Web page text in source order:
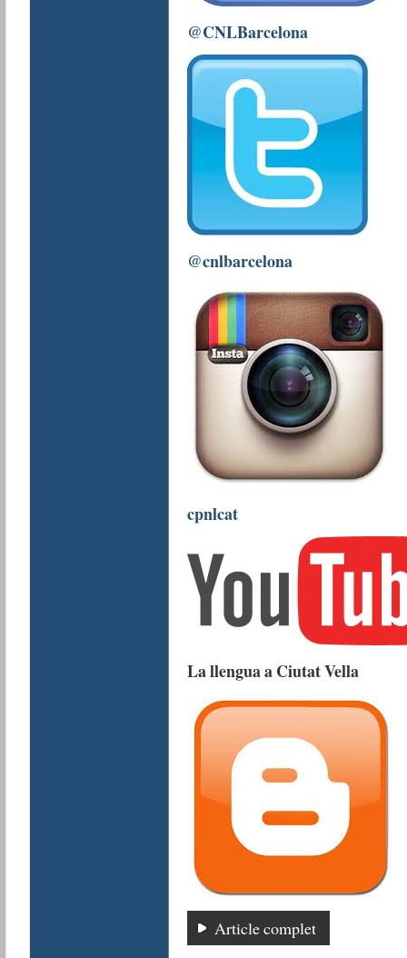
@CNLBarcelona
@cnlbarcelona
cpnlcat
La llengua a Ciutat Vella
Article complet